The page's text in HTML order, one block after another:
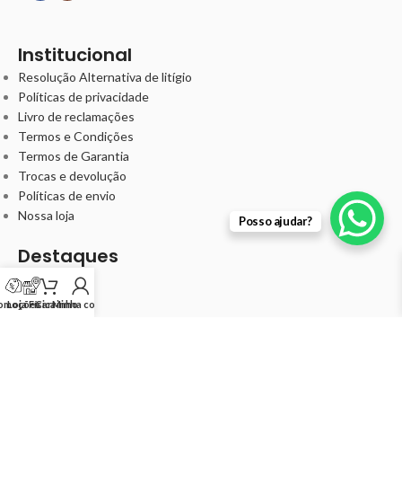
Institucional
Resolução Alternativa de litígio
Políticas de privacidade
Livro de reclamações
Termos e Condições
Termos de Garantia
Trocas e devolução
Políticas de envio
Nossa loja
Destaques
Barbearia
Cabelo
Loja FísicaCarrinho
Minha conta
Posso ajudar?